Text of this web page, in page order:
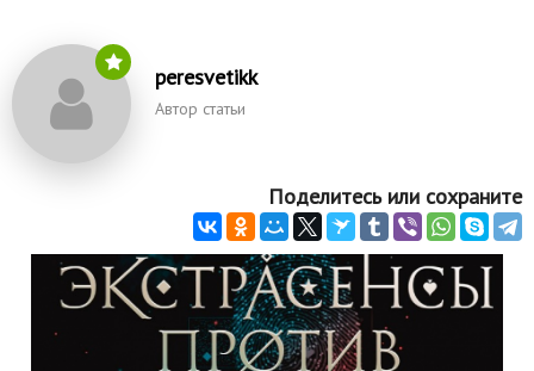
peresvetikk
Автор статьи
Поделитесь или сохраните